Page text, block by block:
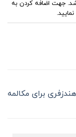
جهت اضافه کردن به
برای مکالمه